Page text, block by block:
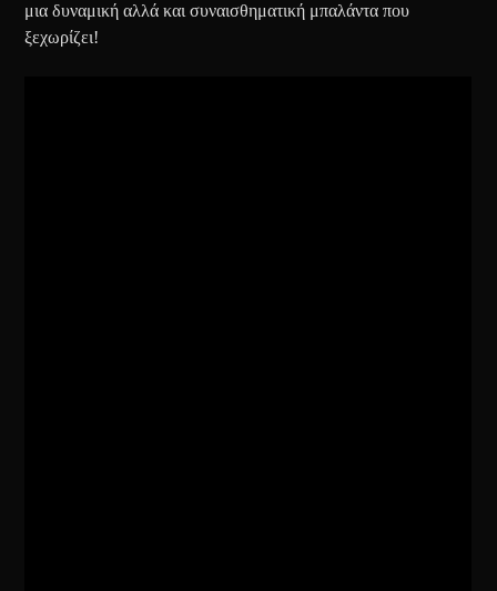
μια δυναμική αλλά και συναισθηματική μπαλάντα που
ξεχωρίζει!